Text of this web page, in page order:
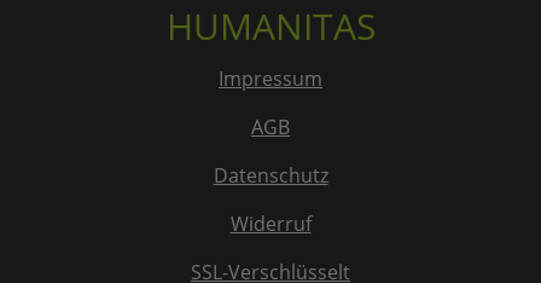
HUMANITAS
Impressum
AGB
Datenschutz
Widerruf
SSL-Verschlüsselt